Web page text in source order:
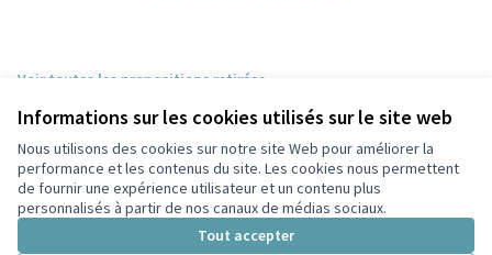
Informations sur les cookies utilisés sur le site web
Nous utilisons des cookies sur notre site Web pour améliorer la
performance et les contenus du site. Les cookies nous permettent
de fournir une expérience utilisateur et un contenu plus
personnalisés à partir de nos canaux de médias sociaux.
Tout accepter
Voir toutes les propositions retirées
Conditions d'utilisation
Paramètres des cookies
Participez Villeurbanne sur X
(Lien externe)
Participez Villeurbanne sur Facebook
Participez Villeurbanne sur Instagram
Participez Villeurbanne sur YouTube
(Lien externe)